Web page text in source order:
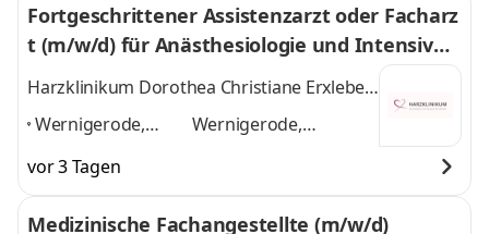
Fortgeschrittener Assistenzarzt oder Facharz
t (m/w/d) für Anästhesiologie und Intensivm
edizin
Harzklinikum Dorothea Christiane Erxleben
GmbH
Wernigerode,
Braunschweig,
Magdeburg, Halle
(Saale), Göttingen,
Wernigerode,
Magdeburg, Halle
(Saale), Göttingenund
vor 3 Tagen
Medizinische Fachangestellte (m/w/d)